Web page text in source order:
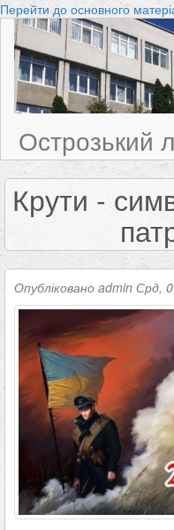
Перейти до основного
Острозький
Крути -
Опубліковано admin Срд,